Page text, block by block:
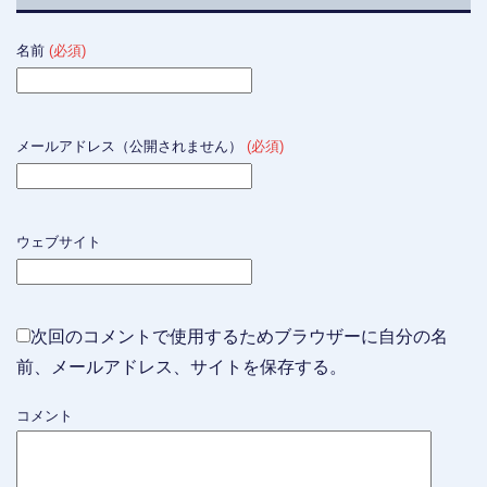
名前 (必須)
メールアドレス（公開されません） (必須)
ウェブサイト
次回のコメントで使用するためブラウザーに自分の名
前、メールアドレス、サイトを保存する。
コメント